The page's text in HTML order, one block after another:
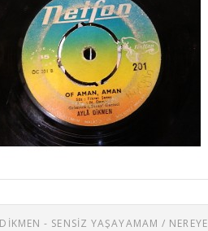
- SENSIZ YAŞAYAMAM / NEREYE